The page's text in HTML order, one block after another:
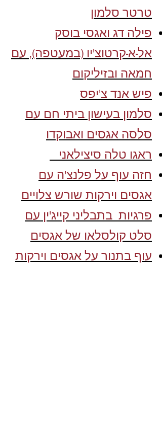
טרטר סלמון
פילה דג ואגסי בוסק
אל-א-קרטוצ'יו (במעטפה), עם
חמאה ובזיליקום
פיש אנד צ'יפס
סלמון בעישון ביתי חם עם
סלסה אגסים ואבוקדו
ראגו טלה סיצילאני
חזה עוף על פלנצ'ה עם
אגסים וירקות שורש צלויים
פרגיות בתבליני קייג'ין עם
סלט קולסלאו של אגסים
עוף בתנור על אגסים וירקות